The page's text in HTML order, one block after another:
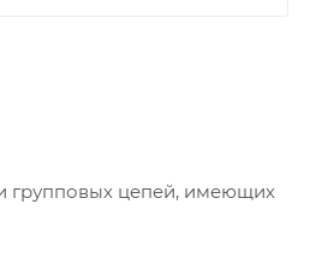
групповых цепей, имеющих